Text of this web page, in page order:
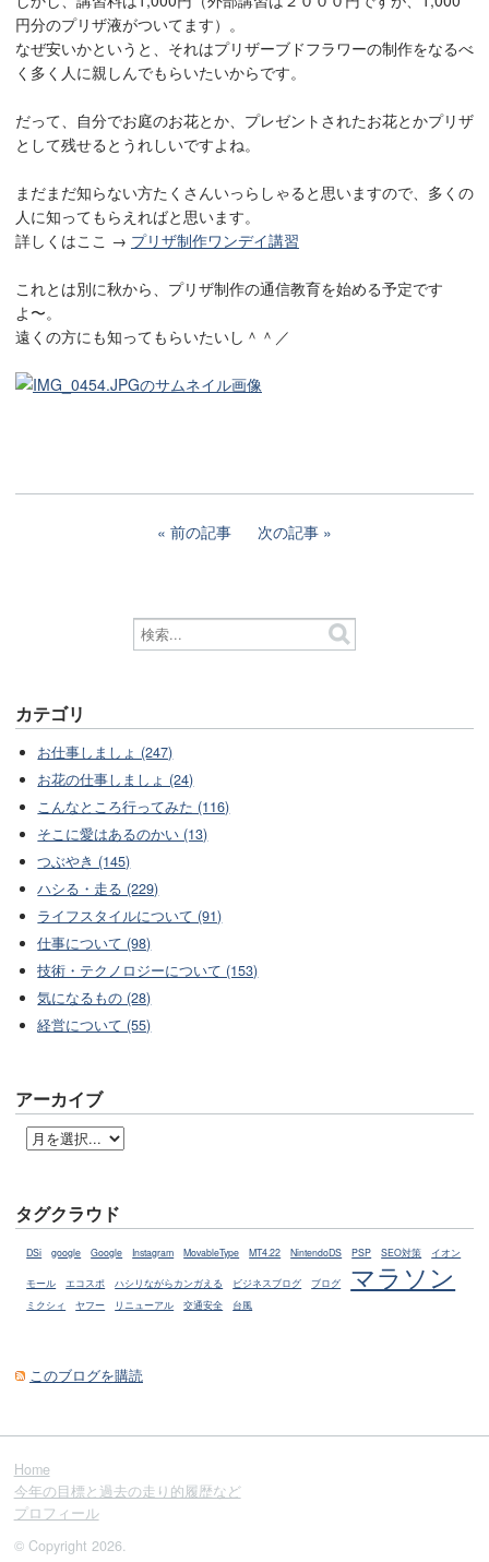
円分のプリザ液がついてます）。
なぜ安いかというと、それはプリザーブドフラワーの制作をなるべ
く多く人に親しんでもらいたいからです。
だって、自分でお庭のお花とか、プレゼントされたお花とかプリザ
として残せるとうれしいですよね。
まだまだ知らない方たくさんいっらしゃると思いますので、多くの
人に知ってもらえればと思います。
詳しくはここ → プリザ制作ワンデイ講習
これとは別に秋から、プリザ制作の通信教育を始める予定です
よ〜。
遠くの方にも知ってもらいたいし＾＾／
前の記事 次の記事
カテゴリ
お仕事しましょ (247)
お花の仕事しましょ (24)
こんなところ行ってみた (116)
そこに愛はあるのかい (13)
つぶやき (145)
ハシる・走る (229)
ライフスタイルについて (91)
仕事について (98)
技術・テクノロジーについて (153)
気になるもの (28)
経営について (55)
アーカイブ
タグクラウド
DSi google Google Instagram MovableType MT4.22 NintendoDS PSP SEO対策 イオン
モール エコスポ ハシリながらカンガえる ビジネスブログ ブログ マラソン
ミクシィ ヤフー リニューアル 交通安全 台風
このブログを購読
Home
今年の目標と過去の走り的履歴など
プロフィール
© Copyright 2026.